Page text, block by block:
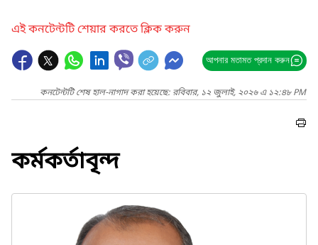
এই কনটেন্টটি শেয়ার করতে ক্লিক করুন
আপনার মতামত প্রদান করুন
কনটেন্টটি শেষ হাল-নাগাদ করা হয়েছে: রবিবার, ১২ জুলাই, ২০২৬ এ ১২:৪৮ PM
কর্মকর্তাবৃন্দ